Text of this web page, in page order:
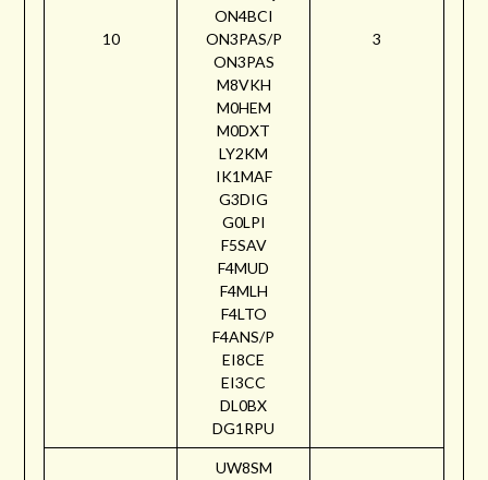
10
ON4BCI
ON3PAS/P
ON3PAS
M8VKH
M0HEM
M0DXT
LY2KM
IK1MAF
G3DIG
G0LPI
F5SAV
F4MUD
F4MLH
F4LTO
F4ANS/P
EI8CE
EI3CC
DL0BX
DG1RPU
3
UW8SM